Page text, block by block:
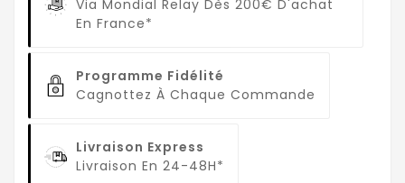
Via Mondial Relay Dès 200€ D'achat
En France*
Programme Fidélité
Cagnottez À Chaque Commande
Livraison Express
Livraison En 24-48H*